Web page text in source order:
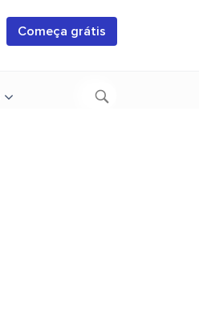
Começa grátis